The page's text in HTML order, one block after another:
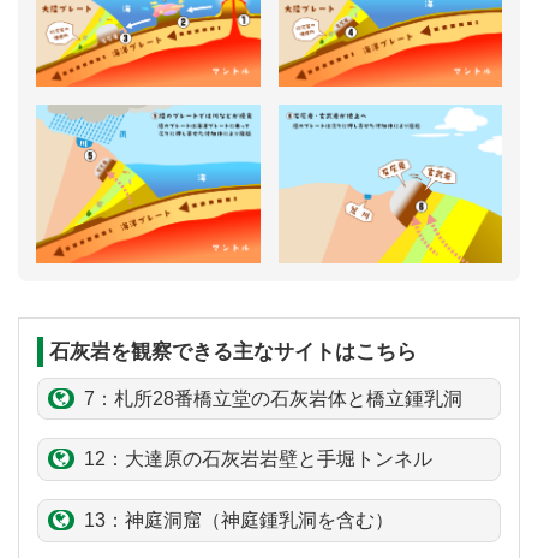
石灰岩を観察できる主なサイトはこちら
7：札所28番橋立堂の石灰岩体と橋立鍾乳洞
12： 大達原の石灰岩岩壁と手堀 トンネル
13： 神庭洞窟（神庭鍾乳洞を含む）